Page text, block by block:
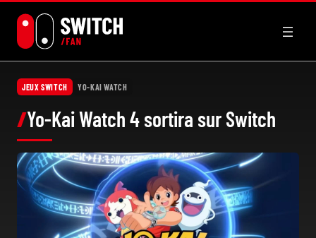
contenu
JEUX SWITCH YO-KAI WATCH
Yo-Kai Watch 4 sortira sur Switch